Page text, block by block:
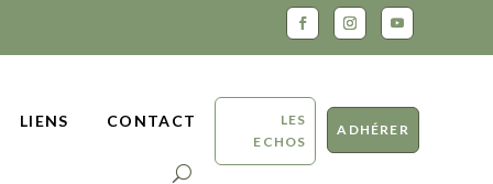
LIENS CONTACT
LES
ECHOS
ADHÉRER